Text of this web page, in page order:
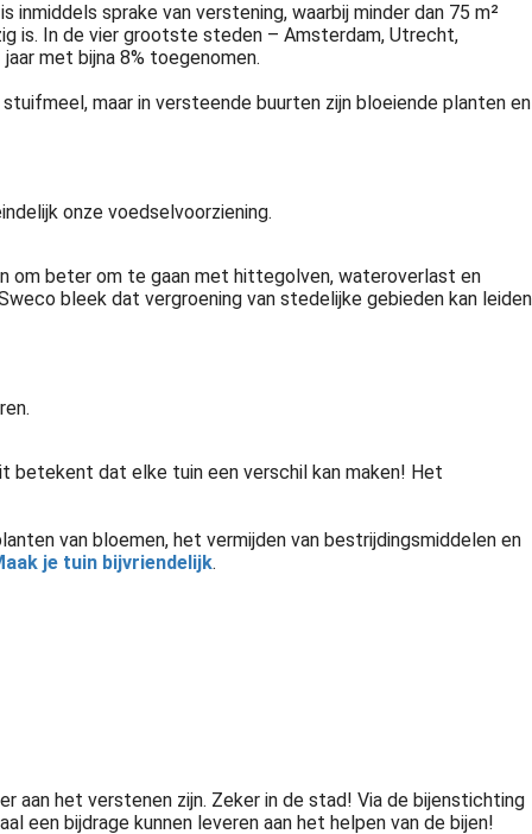
sprake van verstening, waarbij minder dan 75 m²
is. In de vier grootste steden – Amsterdam, Utrecht,
met bijna 8% toegenomen.
maar in versteende buurten zijn bloeiende planten en
onze voedselvoorziening.
om beter om te gaan met hittegolven, wateroverlast en
bleek dat vergroening van stedelijke gebieden kan leiden
betekent dat elke tuin een verschil kan maken! Het
van bloemen, het vermijden van bestrijdingsmiddelen en
je tuin bijvriendelijk.
aan het verstenen zijn. Zeker in de stad! Via de bijenstichting
een bijdrage kunnen leveren aan het helpen van de bijen!